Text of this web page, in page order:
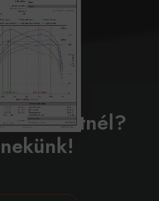
szeretnél?